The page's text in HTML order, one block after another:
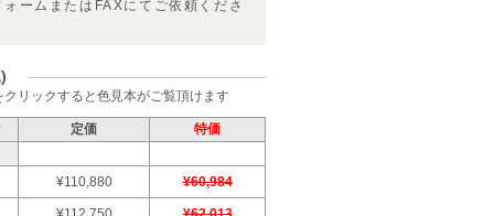
ームまたはFAXにてご依頼くださ
クリックすると色見本がご覧頂けます
定価
特価
¥110,880 ¥60,984